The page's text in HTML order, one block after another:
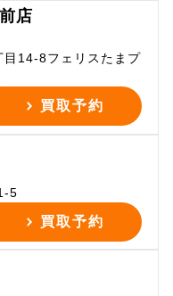
店
目14-8フェリスたまプ
買取予約
5
買取予約